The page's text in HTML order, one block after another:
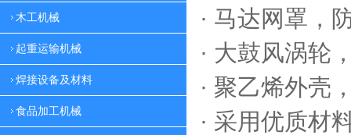
木工机械
起重运输机械
焊接设备及材料
食品加工机械
· 马达网罩，
· 大鼓风涡轮
· 聚乙烯外壳
· 采用优质材